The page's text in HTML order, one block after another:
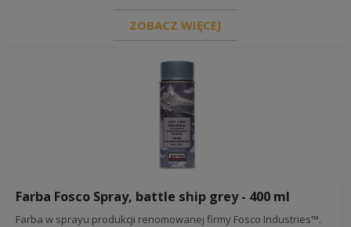
ZOBACZ WIĘCEJ
Farba Fosco Spray, battle ship grey - 400 ml
Farba w sprayu produkcji renomowanej firmy Fosco Industries™.